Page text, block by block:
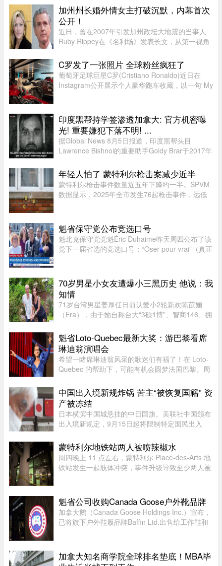
可能违规个案；去年则在检 ...
加州州长婚外情女主打破沉默，内幕首次
公开！
近日，曾在2007年引发加州政坛大地震的当事人
Ruby Rippey在《名利场》发表长文，从第一视角
Gavin Newsom的一段婚外情。这段尘封多年的往
事再次被推向风口浪尖。Gavin New ...
C罗发了一张照片 全球粉丝疯狂了
葡萄牙足球巨星C罗(Cristiano Ronaldo)近日在
Instagram公开展示个人豪华跑车收藏，以一句“My
Royce、McLaren、Bugatti等 ...
印度黑帮持学签渗透加拿大: 官方机密曝
光! 重要嫌犯下落不明! ...
据Global News 8月5日报道，印度黑帮头目
Lawrence Bishnoi的重要助手Goldy Brar于2017年
Thompson Rivers University就读。但记录显示，
目前“无法确认”他是否真的上过课。实 ...
年轻人怕了 蒙特利尔枪击案减少近半
蒙特利尔枪击事件数量近五年下降约一半。SPVM
数据显示，2025年全市发生76起枪击事件，远低
到持枪犯罪可能面临严厉刑罚， ...
魁省保守党公布竞选口号
魁北克保守党党魁Éric Duhaime昨天周四公布了该
党下一届省选的竞选口号：“Oser pour vrai”（真正
未来联盟（CAQ）、 ...
70岁男星小女友遭爆小三黑历史 他说：我
知情
71岁台湾男星姜厚任日前认爱小2轮新欢陈苡㛤
（Era），由于她自称台大“3硕1博”、智商146、拥
灵异能，3岁就认出姜厚任，时隔39年“重逢”，彼
此有七世情缘，离奇的相恋 ...
魁省Loto-Quebec最新大奖：游巴黎看席
琳迪翁演唱会
希望一睹席琳迪翁风采的歌迷们有福了！在 Loto-
Quebec 的帮助下，可能有机会圆梦法国巴黎。周
Experience”抽奖活动，将抽出两位幸运歌迷（每
人可携一名同伴），邀他们亲临现 ...
中国出入境新规炸锅 苦主“被恢复国籍” 资
产被冻结
日本横滨中国城悬挂的中日国旗。美联社中国颁布
出入境新规定，9月15日起将限制特定国民出入
苦主现身说法，从日本回国竟被无来由限制“10年
内不得出境”，多年来在日累 ...
蒙特利尔地铁站两人被喷辣椒水
周四晚上 11 点左右，蒙特利尔 Place-des-Arts 地
铁站发生一起肢体冲突，事件升级导致至少两人被
多名乘客。蒙特利尔警方 ...
魁省公司收购Canada Goose户外靴品牌
加拿大鹅（Canada Goose Holdings Inc.）宣布，
已将旗下户外鞋履品牌Baffin Ltd.出售给工作鞋和
旨在简化运营模式，将更 ...
加拿大知名商学院全球排名垫底！MBA毕